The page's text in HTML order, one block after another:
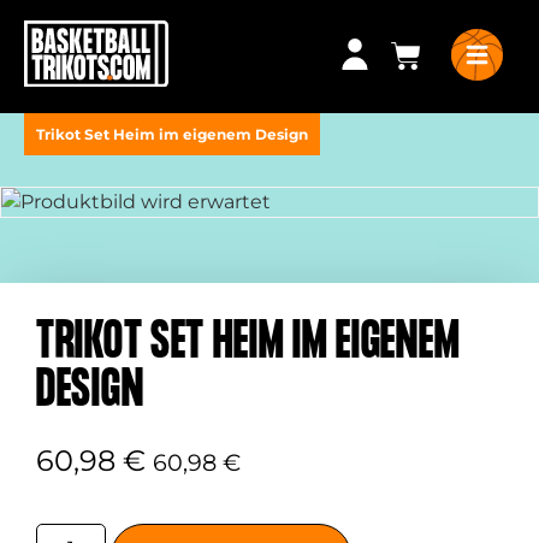
Trikot Set Heim im eigenem Design
TRIKOT SET HEIM IM EIGENEM
DESIGN
60,98 € 60,98 €